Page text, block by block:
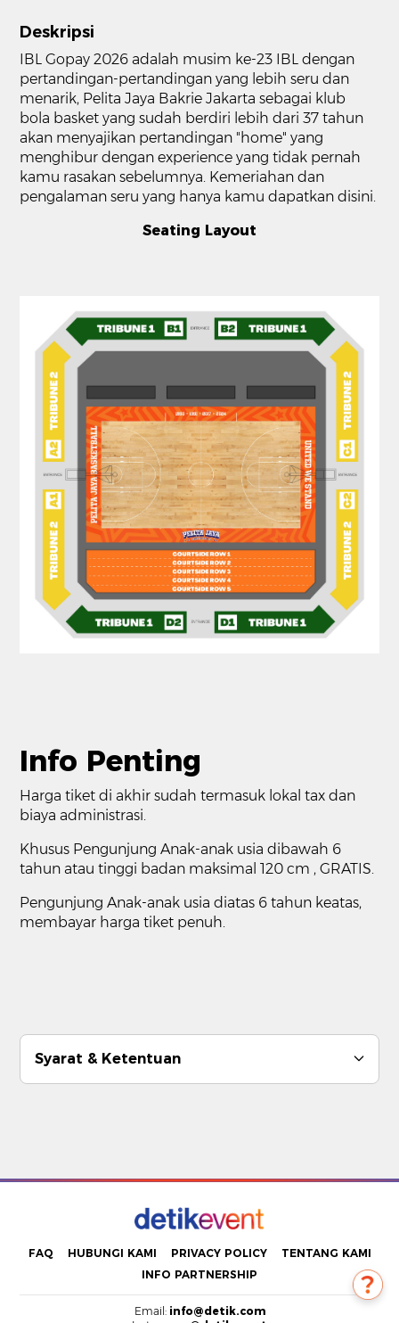
Deskripsi
IBL Gopay 2026 adalah musim ke-23 IBL dengan
pertandingan-pertandingan yang lebih seru dan
menarik, Pelita Jaya Bakrie Jakarta sebagai klub
bola basket yang sudah berdiri lebih dari 37 tahun
akan menyajikan pertandingan "home" yang
menghibur dengan experience yang tidak pernah
kamu rasakan sebelumnya. Kemeriahan dan
pengalaman seru yang hanya kamu dapatkan disini.
Seating Layout
Info Penting
Harga tiket di akhir sudah termasuk lokal tax dan
biaya administrasi.
Khusus Pengunjung Anak-anak usia dibawah 6
tahun atau tinggi badan maksimal 120 cm , GRATIS.
Pengunjung Anak-anak usia diatas 6 tahun keatas,
membayar harga tiket penuh.
Syarat & Ketentuan
FAQ HUBUNGI KAMI PRIVACY POLICY
TENTANG KAMI
INFO PARTNERSHIP
Email: info@detik.com